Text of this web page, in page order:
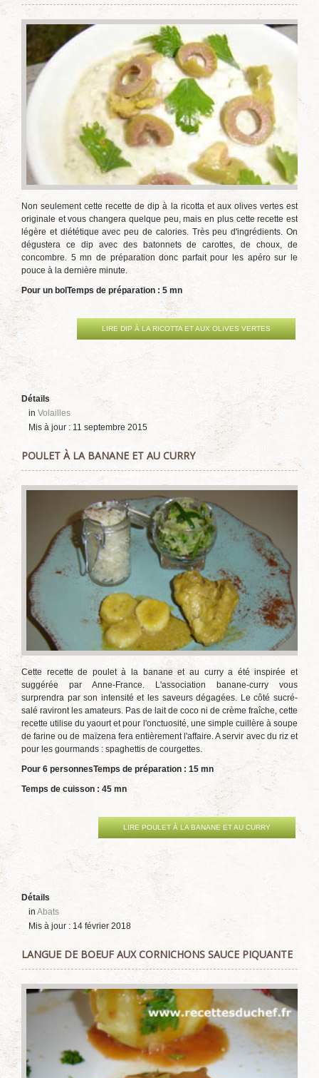
Non seulement cette recette de dip à la ricotta et aux olives vertes est
originale et vous changera quelque peu, mais en plus cette recette est
légère et diététique avec peu de calories. Très peu d'ingrédients. On
dégustera ce dip avec des batonnets de carottes, de choux, de
concombre. 5 mn de préparation donc parfait pour les apéro sur le
pouce à la dernière minute.
Pour un bol Temps de préparation : 5 mn
LIRE DIP À LA RICOTTA ET AUX OLIVES VERTES
Détails
in Volailles
Mis à jour : 11 septembre 2015
POULET À LA BANANE ET AU CURRY
Cette recette de poulet à la banane et au curry a été inspirée et
suggérée par Anne-France. L'association banane-curry vous
surprendra par son intensité et les saveurs dégagées. Le côté sucré-
salé raviront les amateurs. Pas de lait de coco ni de crème fraîche, cette
recette utilise du yaourt et pour l'onctuosité, une simple cuillère à soupe
de farine ou de maïzena fera entièrement l'affaire. A servir avec du riz et
pour les gourmands : spaghettis de courgettes.
Pour 6 personnesTemps de préparation : 15 mn
Temps de cuisson : 45 mn
LIRE POULET À LA BANANE ET AU CURRY
Détails
in Abats
Mis à jour : 14 février 2018
LANGUE DE BOEUF AUX CORNICHONS SAUCE PIQUANTE